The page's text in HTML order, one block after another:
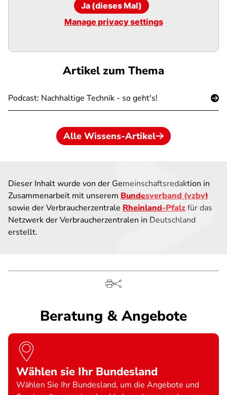
Ja (dieses Mal)
Manage privacy settings
Artikel zum Thema
Podcast: Nachhaltige Technik - so geht's!
Alle Wissens-Artikel
Dieser Inhalt wurde von der Gemeinschaftsredaktion in
Zusammenarbeit mit unserem Bundesverband (vzbv)
sowie der Verbraucherzentrale Rheinland-Pfalzfür das
Netzwerk der Verbraucherzentralen in Deutschland
erstellt.
Beratung & Angebote
Wählen sie Ihr Bundesland
Wählen Sie Ihr Bundesland, um die Angebote und